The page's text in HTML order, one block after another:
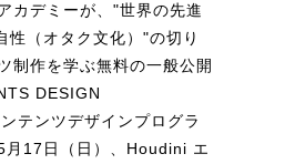
カデミーが、"世界の先進
性（オタク文化）"の切り
制作を学ぶ無料の一般公開
DESIGN
テンツデザインプログラ
月17日（日）、Houdini エ